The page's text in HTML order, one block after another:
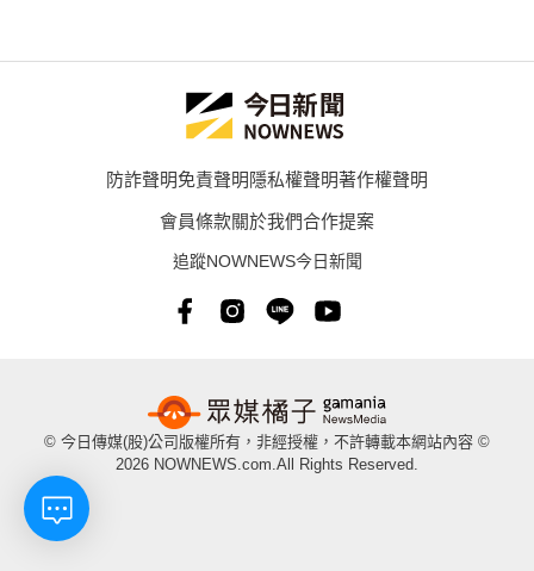
防詐聲明免責聲明隱私權聲明著作權聲明
會員條款關於我們合作提案
追蹤NOWNEWS今日新聞
© 今日傳媒(股)公司版權所有，非經授權，不許轉載本網站內容 ©
2026 NOWNEWS.com.All Rights Reserved.